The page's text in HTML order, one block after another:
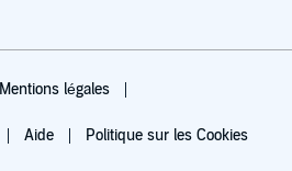
Mentions légales
Aide Politique sur les Cookies